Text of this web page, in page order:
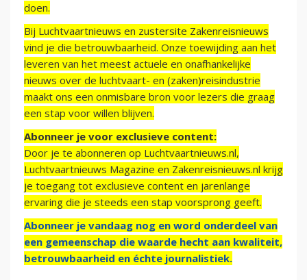
doen.
Bij Luchtvaartnieuws en zustersite Zakenreisnieuws
vind je die betrouwbaarheid. Onze toewijding aan het
leveren van het meest actuele en onafhankelijke
nieuws over de luchtvaart- en (zaken)reisindustrie
maakt ons een onmisbare bron voor lezers die graag
een stap voor willen blijven.
Abonneer je voor exclusieve content:
Door je te abonneren op Luchtvaartnieuws.nl,
Luchtvaartnieuws Magazine en Zakenreisnieuws.nl krijg
je toegang tot exclusieve content en jarenlange
ervaring die je steeds een stap voorsprong geeft.
Abonneer je vandaag nog en word onderdeel van
een gemeenschap die waarde hecht aan kwaliteit,
betrouwbaarheid en échte journalistiek.